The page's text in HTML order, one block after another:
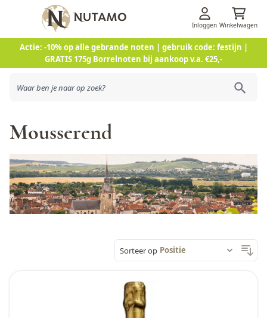
Actie: -10% op alle gebrande noten | gebruik code: festijn |
GRATIS 175g Borrelnoten bij aankoop v.a. €25,-
Ga naar de inhoud
Inloggen Winkelwagen
Mousserend
Sorteer op